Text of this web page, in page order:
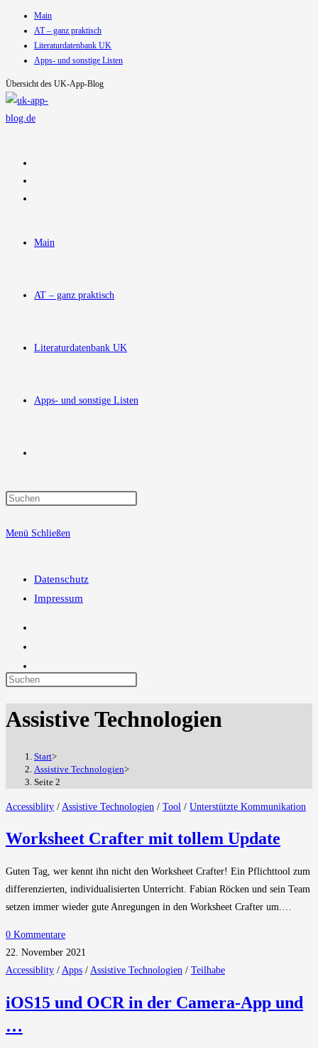
Inhalt
springen
Main
AT – ganz praktisch
Literaturdatenbank UK
Apps- und sonstige Listen
Übersicht des UK-App-Blog
Main
AT – ganz praktisch
Literaturdatenbank UK
Apps- und sonstige Listen
Suche
Menü Schließen
Datenschutz
Impressum
Diese
durchsuchen
Assistive Technologien
Start>
Assistive Technologien>
Seite 2
Accessiblity / Assistive Technologien / Tool / Unterstützte Kommunikation
Worksheet Crafter mit tollem Update
Guten Tag, wer kennt ihn nicht den Worksheet Crafter! Ein Pflichttool zum
differenzierten, individualisierten Unterricht. Fabian Röcken und sein Team
setzen immer wieder gute Anregungen in den Worksheet Crafter um.…
0 Kommentare
22. November 2021
Accessiblity / Apps / Assistive Technologien / Teilhabe
iOS15 und OCR in der Camera-App und
…